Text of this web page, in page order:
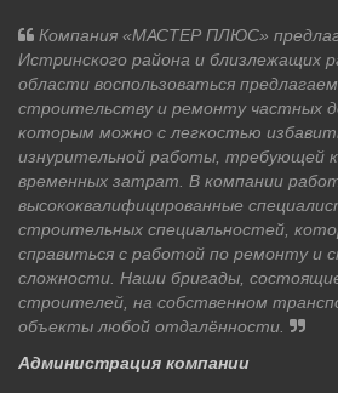
Компания «МАСТЕР ПЛЮС»
Истринского района и близлежащих
области воспользоваться
строительству и ремонту частных
которым можно с легкостью
изнурительной работы, требующей
временных затрат. В компании
высококвалифицированные
строительных специальностей,
справиться с работой по ремонту и
сложности. Наши бригады,
строителей, на собственном
объекты любой отдалённости.
Администрация компании